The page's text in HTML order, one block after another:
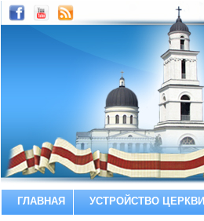
ГЛАВНАЯ УСТРОЙСТВО ЦЕРКВИ